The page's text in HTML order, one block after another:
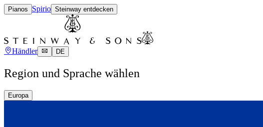
Pianos Spirio Steinway entdecken
Händler DE
Region und Sprache wählen
Europa